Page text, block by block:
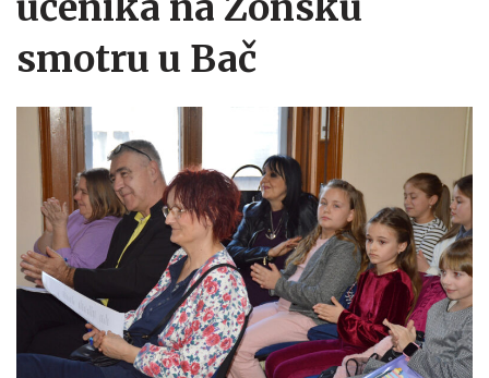
smotru u Bač